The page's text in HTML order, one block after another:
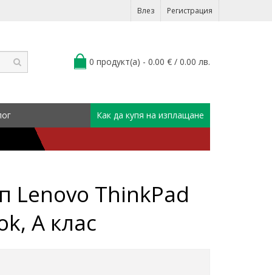
Влез Регистрация
0 продукт(а) - 0.00 € / 0.00 лв.
Как да купя на изплащане
Lenovo ThinkPad
А клас